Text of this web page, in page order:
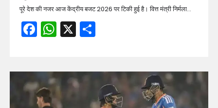
पूरे देश की नजर आज केंद्रीय बजट 2026 पर टिकी हुई है। वित्त मंत्री निर्मला…
Facebook
WhatsApp
X